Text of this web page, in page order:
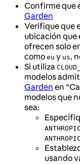
Confirme que
Garden
Verifique que
ubicación que
ofrecen solo
como eu y us,
Si utiliza
modelos
Garden en
modelos que
sea:
usando